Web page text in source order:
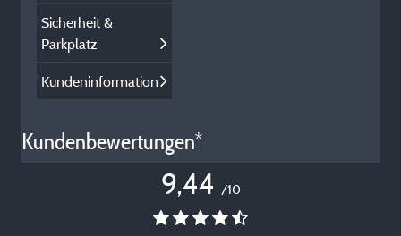
Sicherheit &
Parkplatz
Kundeninformation
Kundenbewertungen*
9,44 /10